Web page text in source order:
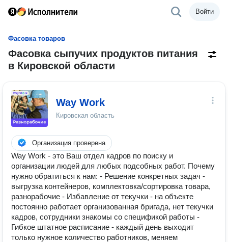
Войти
Фасовка товаров
Фасовка сыпучих продуктов питания
в Кировской области
Way Work
Кировская область
Организация проверена
Way Work - это Ваш отдел кадров по поиску и
организации людей для любых подсобных работ. Почему
нужно обратиться к нам: - Решение конкретных задач -
выгрузка контейнеров, комплектовка/сортировка товара,
разнорабочие - Избавление от текучки - на объекте
постоянно работает организованная бригада, нет текучки
кадров, сотрудники знакомы со спецификой работы -
Гибкое штатное расписание - каждый день выходит
только нужное количество работников, меняем